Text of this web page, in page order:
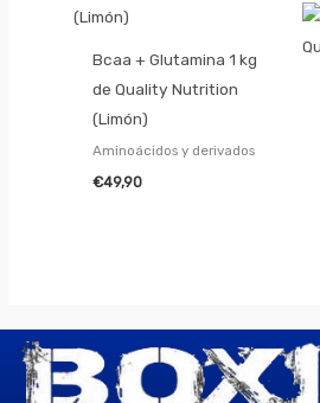
Bcaa + Glutamina 1 kg
de Quality Nutrition
(Limón)
Aminoácidos y derivados
€49,90